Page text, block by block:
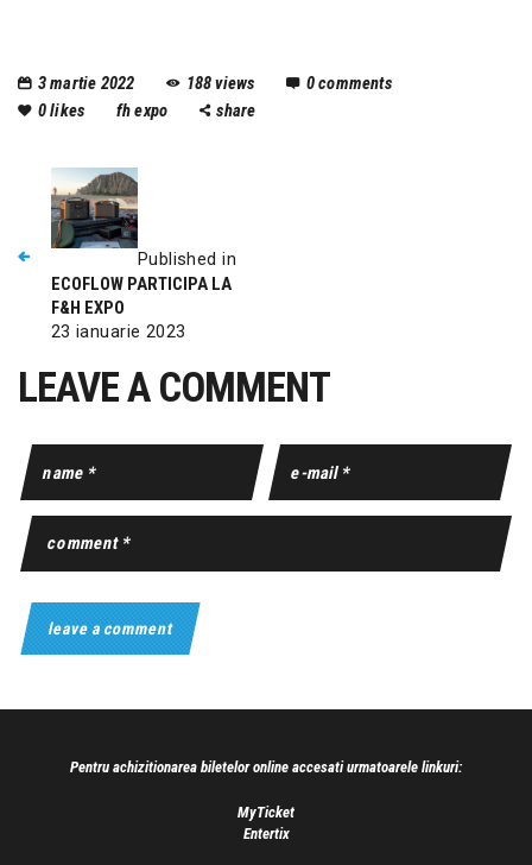
3 martie 2022 188views 0comments
0likes fh expo share
Published in
ECOFLOW PARTICIPA LA
F&H EXPO
23 ianuarie 2023
LEAVE A COMMENT
Pentru achizitionarea biletelor online accesati urmatoarele linkuri:
MyTicket
Entertix